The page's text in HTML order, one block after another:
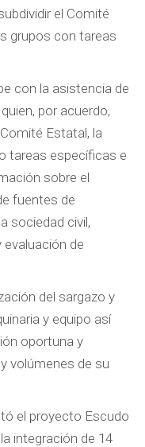
el Comité
grupos con tareas
con la asistencia de
por acuerdo,
Estatal, la
tareas específicas e
sobre el
fuentes de
sociedad civil,
de
del sargazo y
y equipo así
oportuna y
volúmenes de su
el proyecto Escudo
integración de 14